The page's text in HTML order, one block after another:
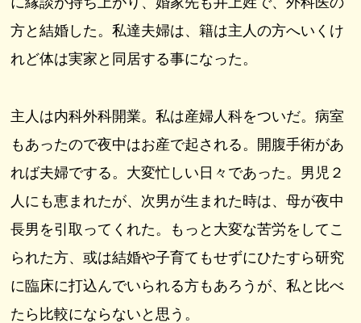
方と結婚した。私達夫婦は、籍は主人の方へいくけ
れど体は実家と同居する事になった。
主人は内科外科開業。私は産婦人科をついだ。病室
もあったので夜中はお産で起される。開腹手術があ
れば夫婦でする。大変忙しい日々であった。男児２
人にも恵まれたが、次男が生まれた時は、母が夜中
長男を引取ってくれた。もっと大変な苦労をしてこ
られた方、或は結婚や子育てもせずにひたすら研究
に臨床に打込んでいられる方もあろうが、私と比べ
たら比較にならないと思う。